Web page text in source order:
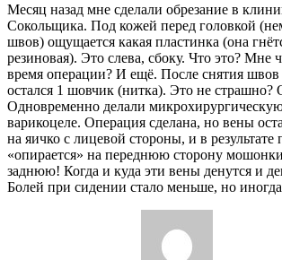
Месяц назад мне сделали обрезание в
Сокольщика. Под кожей перед головкой
швов) ощущается какая пластинка (она
резиновая). Это слева, сбоку. Что это? Мне
время операции? И ещё. После снятия швов
остался 1 шовчик (нитка). Это не страшно?
Одновременно делали
варикоцеле. Операция сделана, но вены
на яичко с лицевой стороны, и в результате
«опирается» на переднюю сторону
заднюю! Когда и куда эти вены денутся и
Болей при сидении стало меньше, но